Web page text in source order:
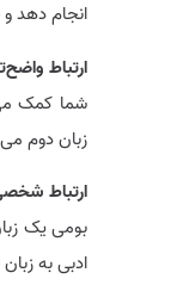
انجام دهد
ارتباط
شما کمک
زبان دوم
ارتباط
بومی یک
ادبی به